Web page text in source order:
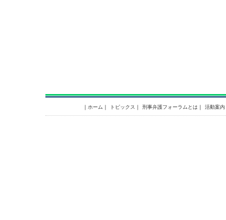
｜ ホーム ｜ トピックス ｜ 刑事弁護フォーラムとは ｜ 活動案内